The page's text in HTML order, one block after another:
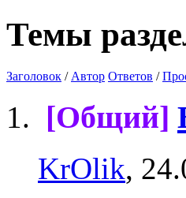
Темы
Заголовок / Автор Ответов /
[Общий]
KrOlik,